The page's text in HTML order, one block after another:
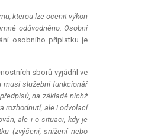
kterou lze ocenit výkon
odůvodněno. Osobní
osobního příplatku je
sborů vyjádřil ve
musí služební funkcionář
na základě nichž
rozhodnutí, ale i odvolací
ale i o situaci, kdy je
(zvýšení, snížení nebo